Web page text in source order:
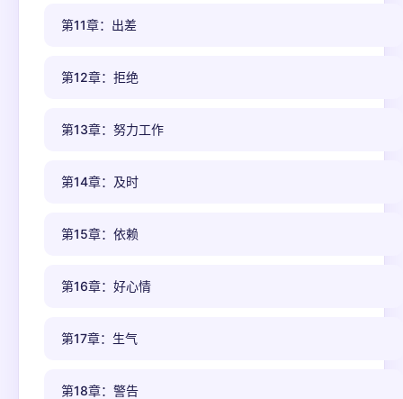
第11章：出差
第12章：拒绝
第13章：努力工作
第14章：及时
第15章：依赖
第16章：好心情
第17章：生气
第18章：警告